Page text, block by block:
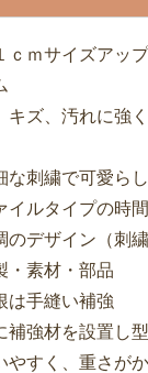
ｃｍサイズアッ
キズ、汚れに強
な刺繍で可愛ら
イルタイプの時
のデザイン（刺
・素材・部品
は手縫い補強
補強材を設置し
やすく、重さが